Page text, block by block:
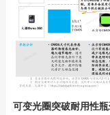
可变光圈突破耐用性